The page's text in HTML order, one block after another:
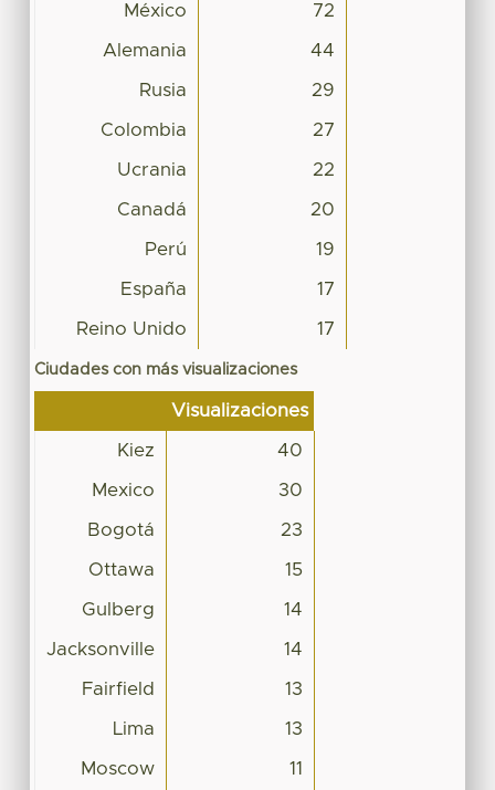
México 72
Alemania 44
Rusia 29
Colombia 27
Ucrania 22
Canadá 20
Perú 19
España 17
Reino Unido 17
Ciudades con más visualizaciones
Visualizaciones
Kiez 40
Mexico 30
Bogotá 23
Ottawa 15
Gulberg 14
Jacksonville 14
Fairfield 13
Lima 13
Moscow 11